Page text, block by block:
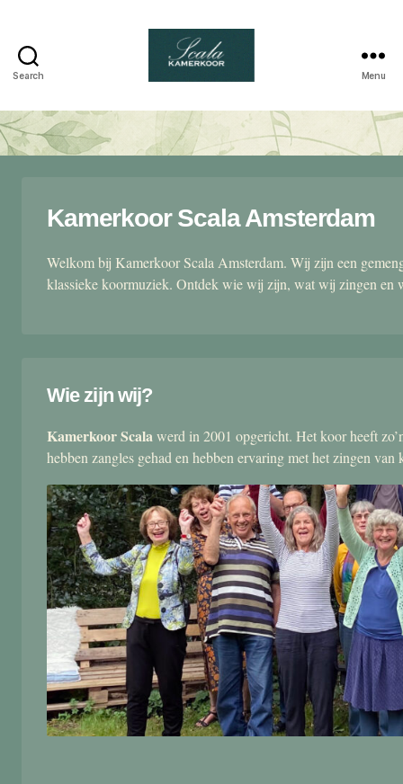
Search
kamerkoor
Menu
Kamerkoor Scala Amsterdam
Welkom bij Kamerkoor Scala Amsterdam. Wij zijn een
klassieke koormuziek. Ontdek wie wij zijn, wat wij zingen en
Wie zijn wij?
Kamerkoor Scalawerd in 2001 opgericht. Het koor heeft
hebben zangles gehad en hebben ervaring met het zingen van